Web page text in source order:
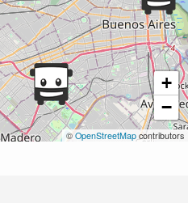
+
−
© OpenStreetMap contributors